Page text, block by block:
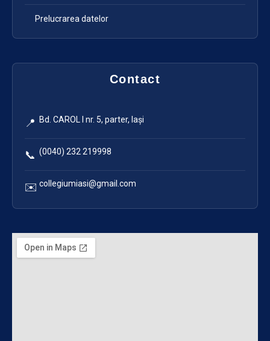
Prelucrarea datelor
Contact
📍 Bd. CAROL I nr. 5, parter, Iași
📞 (0040) 232 219998
✉️ collegiumiasi@gmail.com